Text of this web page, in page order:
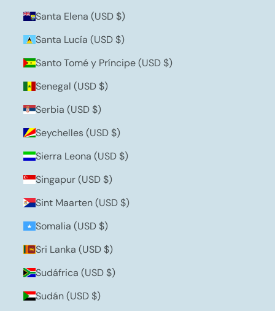
Santa Elena (USD $)
Santa Lucía (USD $)
Santo Tomé y Príncipe (USD $)
Senegal (USD $)
Serbia (USD $)
Seychelles (USD $)
Sierra Leona (USD $)
Singapur (USD $)
Sint Maarten (USD $)
Somalia (USD $)
Sri Lanka (USD $)
Sudáfrica (USD $)
Sudán (USD $)